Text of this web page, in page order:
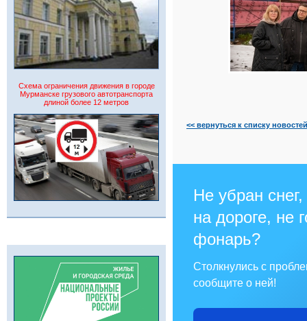
Схема ограничения движения в городе
Мурманске грузового автотранспорта
длиной более 12 метров
<< вернуться к списку новостей
Не убран
на дороге, не
фонарь?
Столкнулись с
сообщите о ней!